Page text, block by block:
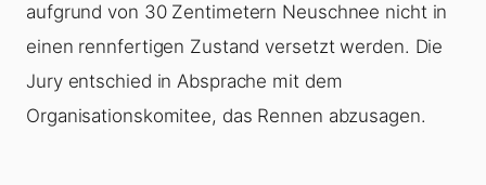
aufgrund von 30 Zentimetern Neuschnee nicht in
einen rennfertigen Zustand versetzt werden. Die
Jury entschied in Absprache mit dem
Organisationskomitee, das Rennen abzusagen.